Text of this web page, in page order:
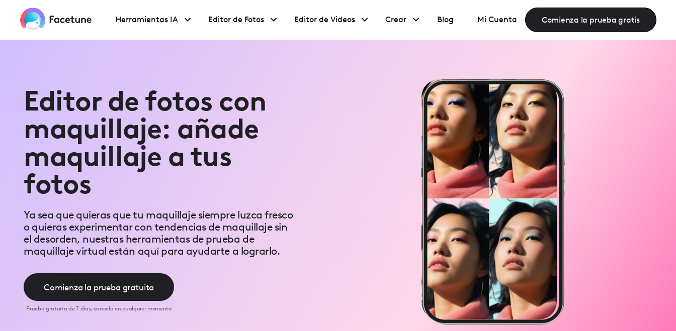
website
includes
disabilities
accessibility
Herramientas IA Editor de Fotos Editor de Videos Crear Blog Mi Cuenta Comienza la prueba gratis
Editor de fotos con
maquillaje: añade
maquillaje a tus
fotos
Ya sea que quieras que tu maquillaje siempre luzca fresco
o quieras experimentar con tendencias de maquillaje sin
el desorden, nuestras herramientas de prueba de
maquillaje virtual están aquí para ayudarte a lograrlo.
Comienza la prueba gratuita
Prueba gratuita de 7 días, cancela en cualquier momento